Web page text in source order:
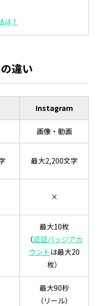
は？
違い
Instagram
画像・動画
最大2,200文字
×
最大10枚
（認証バッジアカ
ウント は最大20
枚）
最大90秒
（リール）